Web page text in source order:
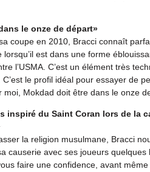
le onze de départ»
coupe en 2010, Bracci connaît
est dans une forme
l’USMA. C’est un élément très
le profil idéal pour essayer de
moi, Mokdad doit être dans le onze
inspiré du Saint Coran lors de la
la religion musulmane, Bracci
causerie avec ses joueurs quelques
faire une confidence, avant